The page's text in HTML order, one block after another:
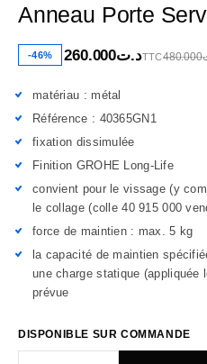
Anneau Porte
-46% 480.000 د.ت260.000 TTC
matériau : métal
Référence : 40365GN1
fixation dissimulée
Finition GROHE Long-Life
convient pour le vissage (y
le collage (colle 40 915 000
force de maintien : max. 5 kg
la capacité de maintien
une charge statique (appliquée
prévue
DISPONIBLE SUR COMMANDE